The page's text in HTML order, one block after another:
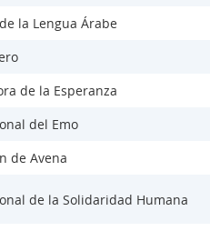
la Lengua Árabe
de la Esperanza
del Emo
de Avena
de la Solidaridad Humana